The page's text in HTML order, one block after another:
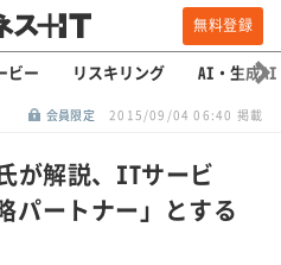
無料登録
ビー リスキリング AI・生成AI
会員限定 2015/09/04 06:40 掲載
が解説、ITサービ
パートナー」とする